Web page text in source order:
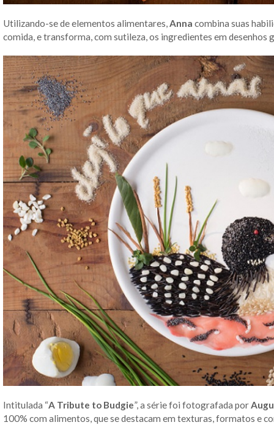
Utilizando-se de elementos alimentares,Anna combina suas
comida, e transforma, com sutileza, os ingredientes em desenhos
Intitulada “A Tribute to Budgie”, a série foi fotografada por
100% com alimentos, que se destacam em texturas, formatos e